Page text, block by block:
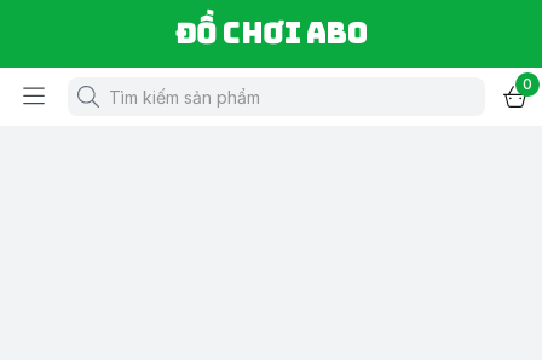
Đồ chơi ABO
0